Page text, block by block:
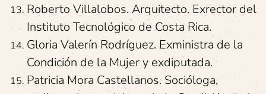
Roberto Villalobos. Arquitecto. Exrector del
Instituto Tecnológico de Costa Rica.
Gloria Valerín Rodríguez. Exministra de la
Condición de la Mujer y exdiputada.
Patricia Mora Castellanos. Socióloga,